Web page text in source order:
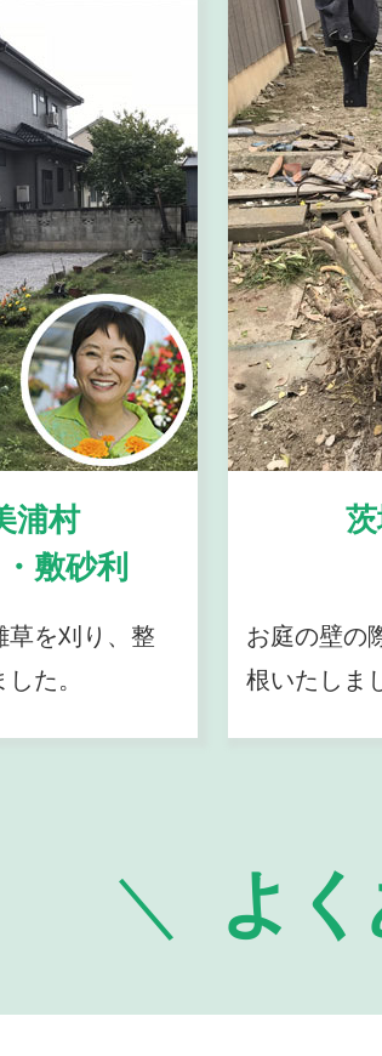
浦村
敷砂利
草を刈り、整
た。
お庭の壁の
根いたしま
よ